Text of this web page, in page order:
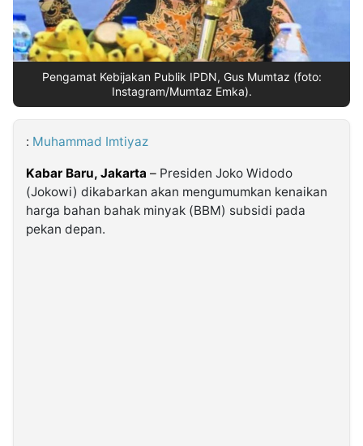
Kabarbaru
Kabarbaru.co
Pengamat Kebijakan Publik IPDN, Gus Mumtaz (foto:
Instagram/Mumtaz Emka).
: Muhammad Imtiyaz
Kabar Baru, Jakarta – Presiden Joko Widodo
(Jokowi) dikabarkan akan mengumumkan kenaikan
harga bahan bahak minyak (BBM) subsidi pada
pekan depan.